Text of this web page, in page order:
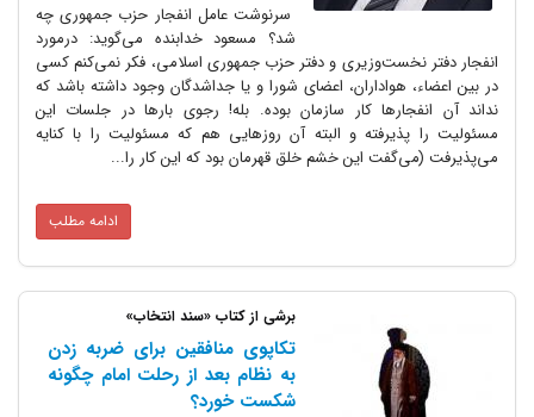
سرنوشت عامل انفجار حزب جمهوری چه
شد؟ مسعود خدابنده می‌گوید: درمورد
انفجار دفتر نخست‌وزیری و دفتر حزب جمهوری اسلامی، فکر نمی‌کنم کسی
در بین اعضاء، هواداران، اعضای شورا و یا جداشدگان وجود داشته باشد که
نداند آن انفجارها کار سازمان بوده. بله! رجوی بارها در جلسات این
مسئولیت را پذیرفته و البته آن روزهایی هم که مسئولیت را با کنایه
می‌پذیرفت (می‌گفت این خشم خلق قهرمان بود که این کار را...
ادامه مطلب
برشی از کتاب «سند انتخاب»
تکاپوی منافقین برای ضربه زدن
به نظام بعد از رحلت امام چگونه
شکست خورد؟